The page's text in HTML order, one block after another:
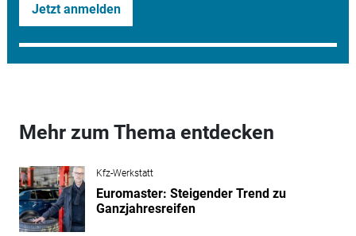
Jetzt anmelden
Mehr zum Thema entdecken
Kfz-Werkstatt
Euromaster: Steigender Trend zu
Ganzjahresreifen